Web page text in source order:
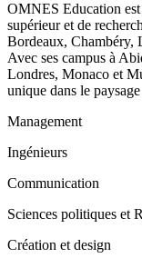
OMNES Education
supérieur et de
Bordeaux, Chambéry,
Avec ses campus à
Londres, Monaco et
unique dans le
Management
Ingénieurs
Communication
Sciences politiques et
Création et design